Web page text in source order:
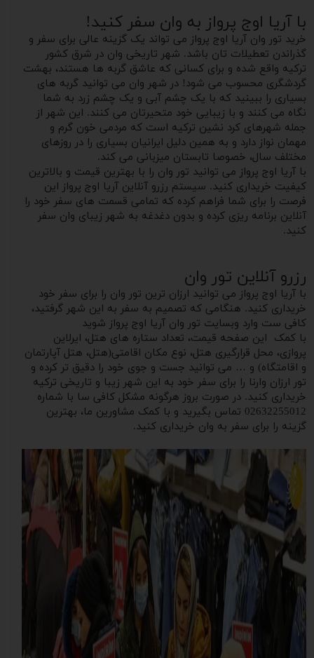
با آریا اوج پرواز به وان سفر کنید!
خرید تور وان آریا اوج پرواز می تواند یک گزینه عالی برای سفر و
گذراندن تعطیلات تان باشد. شهر تاریخی وان در شرق کشور
ترکیه واقع شده و‌ برای کسانی که عاشق گربه ها هستند، بهشت
گردشگری محسوب می شود! در شهر وان می‌ توانید گربه های
بسیاری را ببینید که با یک چشم آبی و یک چشم زرد به شما
نگاه می کنند و با زیبایی خود متحیرتان می کنند. این شهر از
جمله شهرهای کرد نشین ترکیه است که مردمی خون گرم و
مهمان نواز دارد و به همین دلیل ایرانیان بسیاری را در روزهای
مختلف سال، خصوصا تابستان میزبانی می کند.
با آریا اوج پرواز می توانید تور وان را با بهترین قیمت و بالاترین
کیفیت خریداری کنید. سیستم رزرو آنلاین آریا اوج پرواز این
فرصت را برای شما فراهم کرده که تمامی قسمت های سفر خود را
آنلاین برنامه ریزی کرده و‌ بدون دغدغه به شهر زیبای وان سفر
کنید.
رزرو آنلاین تور وان
با آریا اوج پرواز می توانید ارزان ترین تور وان را برای سفر‌ خود
خریداری کنید. هنگامی که تصمیم به سفر به این شهر گرفتید،
کافی ست وارد وبسایت تور وان آریا اوج پرواز شوید
با کمک این صفحه قیمت، تعداد ستاره های هتل، ایرلاین
پروازی، محل قرارگیری هتل، نوع مکان اقامتی(هتل، هتل آپارتمان
و اقامتگاه) و … می توانید جست و‌ جوی خود را دقیق تر کرده و
تور ارزان وارنا را برای سفر خود به این شهر زیبا و تاریخی ترکیه
خریداری کنید. در صورت بروز هرگونه مشکل کافی سا با شماره
02632255012 تماس بگیرید و با کمک مشاورین ما، بهترین
گزینه را برای سفر به وان خریداری کنید.